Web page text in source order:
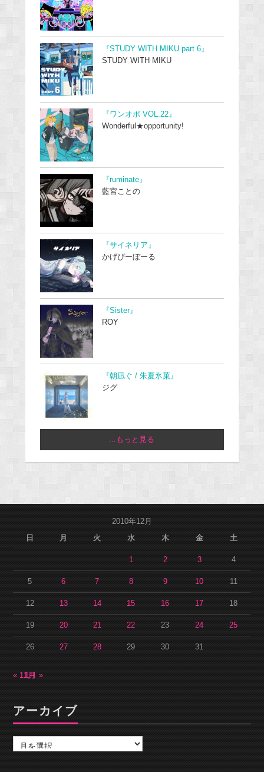
『STUDY WITH MIKU part 6』
STUDY WITH MIKU
『ワンオポ VOL.22』
Wonderful★opportunity!
『ruminate』
藍宮ことの
『サイネリア』
かげぴーぼーる
『Sister』
ROY
『朝凪ぐ / 朱夏氷菓』
ジグ
...もっと見る
2010年12月
日
月 火 水 木 金 土
1 2 3 4
5 6 7 8 9 10 11
12 13 14 15 16 17 18
19 20 21 22 23 24 25
26 27 28 29 30 31
« 11月1月 »
アーカイブ
カ